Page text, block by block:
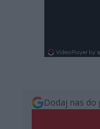
Dodaj nas do